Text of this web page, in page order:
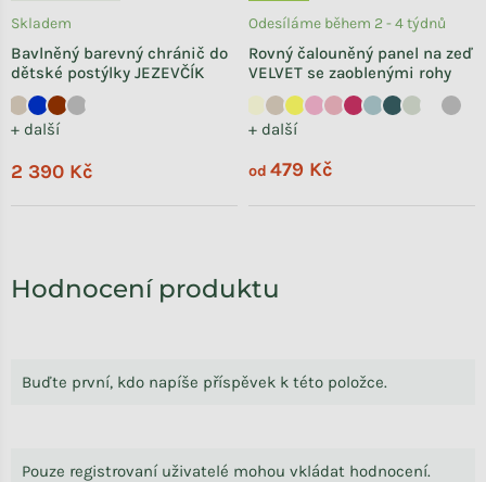
Hodnocení produktu
Buďte první, kdo napíše příspěvek k této položce.
Pouze registrovaní uživatelé mohou vkládat hodnocení.
Bavlněný barevný chránič do
dětské postýlky JEZEVČÍK
+ další
Skladem
2 390 Kč
Rovný čalouněný panel na zeď
VELVET se zaoblenými rohy
+ další
Odesíláme během 2 - 4 týdnů
od 479 Kč